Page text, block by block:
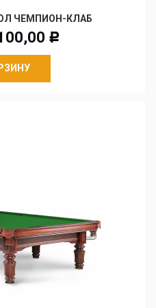
ЧЕМПИОН-КЛАБ
Р